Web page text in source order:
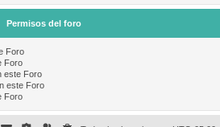
Permisos del foro
Foro
Foro
este Foro
este Foro
Foro